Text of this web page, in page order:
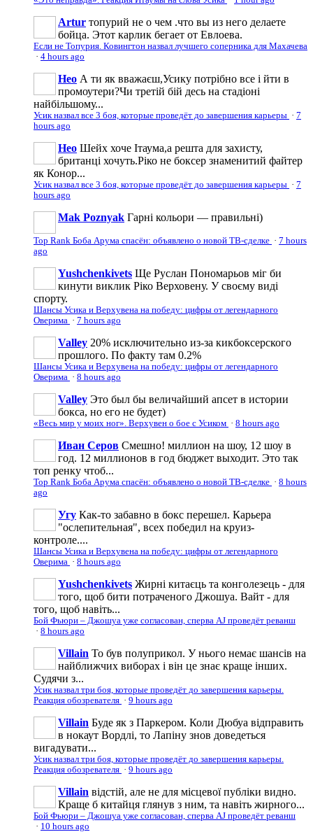
Artur топурий не о чем .что вы из него делаете
бойца. Этот карлик бегает от Евлоева.
Если не Топурия. Ковингтон назвал лучшего соперника для Махачева
· 4 hours ago
Нео А ти як вважаєш,Усику потрібно все і йти в
промоутери?Чи третій бій десь на стадіоні
найбільшому...
Усик назвал все 3 боя, которые проведёт до завершения карьеры · 7
hours ago
Нео Шейх хоче Ітаума,а решта для захисту,
британці хочуть.Ріко не боксер знаменитий файтер
як Конор...
Усик назвал все 3 боя, которые проведёт до завершения карьеры · 7
hours ago
Mak Poznyak Гарні кольори — правильні)
Top Rank Боба Арума спасён: объявлено о новой ТВ-сделке · 7 hours
ago
Yushchenkivets Ще Руслан Пономарьов міг би
кинути виклик Ріко Верховену. У своєму виді
спорту.
Шансы Усика и Верхувена на победу: цифры от легендарного
Оверима · 7 hours ago
Valley 20% исключительно из-за кикбоксерского
прошлого. По факту там 0.2%
Шансы Усика и Верхувена на победу: цифры от легендарного
Оверима · 8 hours ago
Valley Это был бы величайший апсет в истории
бокса, но его не будет)
«Весь мир у моих ног». Верхувен о бое с Усиком · 8 hours ago
Иван Серов Смешно! миллион на шоу, 12 шоу в
год. 12 миллионов в год бюджет выходит. Это так
топ ренку чтоб...
Top Rank Боба Арума спасён: объявлено о новой ТВ-сделке · 8 hours
ago
Угу Как-то забавно в бокс перешел. Карьера
"ослепительная", всех победил на круиз-
контроле....
Шансы Усика и Верхувена на победу: цифры от легендарного
Оверима · 8 hours ago
Yushchenkivets Жирні китаєць та конголезець - для
того, щоб бити потраченого Джошуа. Вайт - для
того, щоб навіть...
Бой Фьюри – Джошуа уже согласован, сперва AJ проведёт реванш
· 8 hours ago
Villain То був полуприкол. У нього немає шансів на
найближчих виборах і він це знає краще інших.
Судячи з...
Усик назвал три боя, которые проведёт до завершения карьеры.
Реакция обозревателя · 9 hours ago
Villain Буде як з Паркером. Коли Дюбуа відправить
в нокаут Вордлі, то Лапіну знов доведеться
вигадувати...
Усик назвал три боя, которые проведёт до завершения карьеры.
Реакция обозревателя · 9 hours ago
Villain відстій, але не для місцевої публіки видно.
Краще б китайця глянув з ним, та навіть жирного...
Бой Фьюри – Джошуа уже согласован, сперва AJ проведёт реванш
· 10 hours ago